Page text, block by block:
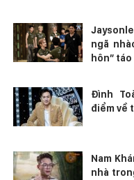
ngã
hôn” táo
Đình
điểm về
Nam
nhà